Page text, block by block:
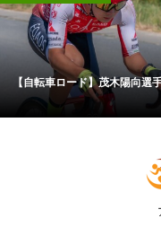
【自転車ロード】茂木陽向選